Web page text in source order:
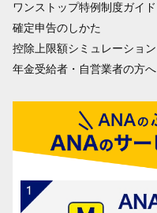
ワンストップ特例制度ガイド
確定申告のしかた
控除上限額シミュレーション
年金受給者・自営業者の方へ